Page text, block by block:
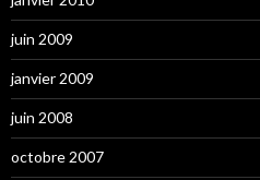
juin 2009
janvier 2009
juin 2008
octobre 2007